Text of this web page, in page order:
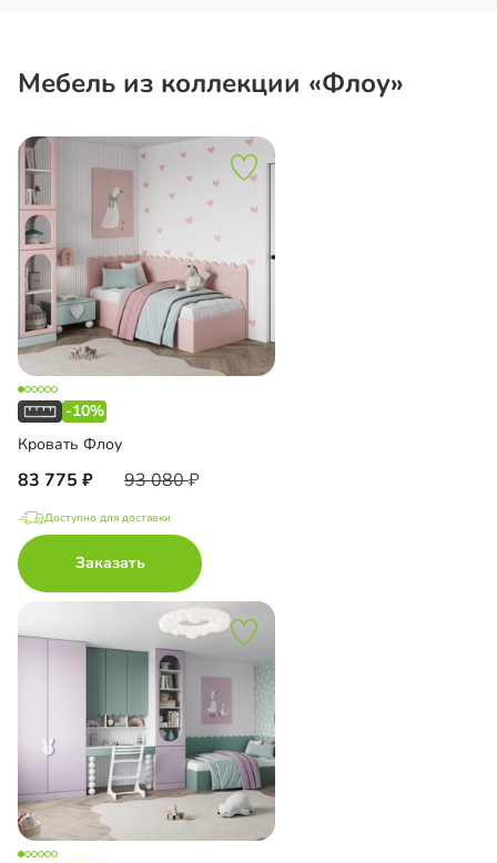
Мебель из коллекции «Флоу»
-10%
Кровать Флоу
83 775 93 080
Доступно для доставки
Заказать